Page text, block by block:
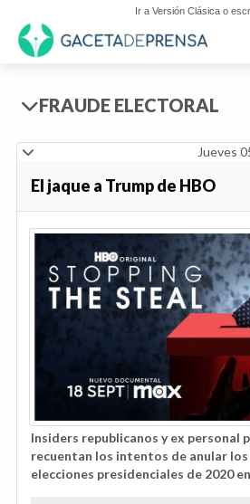
Ir a Versión Clásica o
FRAUDE ELECTORAL
Jueves
El jaque a Trump de HBO
Insiders republicanos y ex personal
recuentan los intentos de anular
elecciones presidenciales de 2020